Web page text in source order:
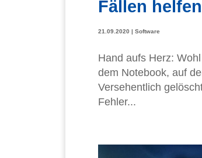
Fällen helfen
21.09.2020 | Software
Hand aufs Herz:
dem Notebook, auf
Versehentlich
Fehler...